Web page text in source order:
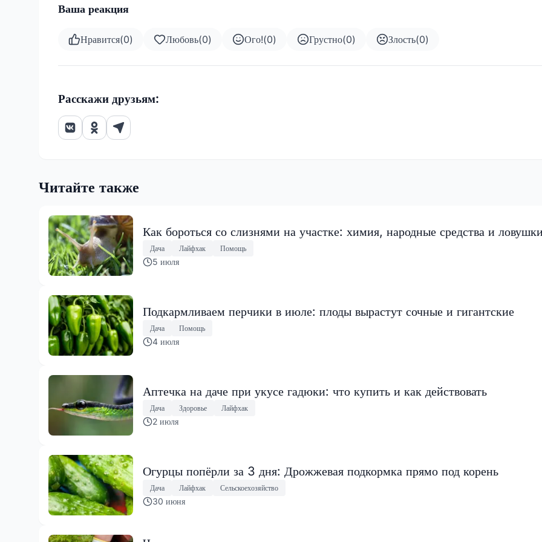
Ваша реакция
Нравится(0) Любовь(0) Ого!(0) Грустно(0) Злость(0)
Расскажи друзьям:
Читайте также
Как бороться со слизнями на участке: химия, народные средства и
Дача Лайфхак Помощь
5 июля
Подкармливаем перчики в июле: плоды вырастут сочные и гигантские
Дача Помощь
4 июля
Аптечка на даче при укусе гадюки: что купить и как действовать
Дача Здоровье Лайфхак
2 июля
Огурцы попёрли за 3 дня: Дрожжевая подкормка прямо под корень
Дача Лайфхак Сельскоехозяйство
30 июня